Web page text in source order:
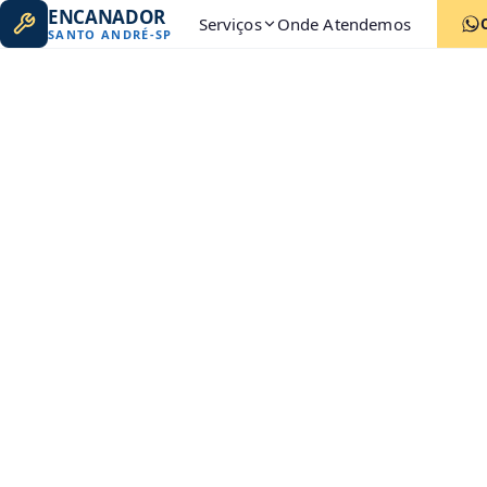
ENCANADOR
SANTO ANDRÉ-SP Serviços Onde Atendemos